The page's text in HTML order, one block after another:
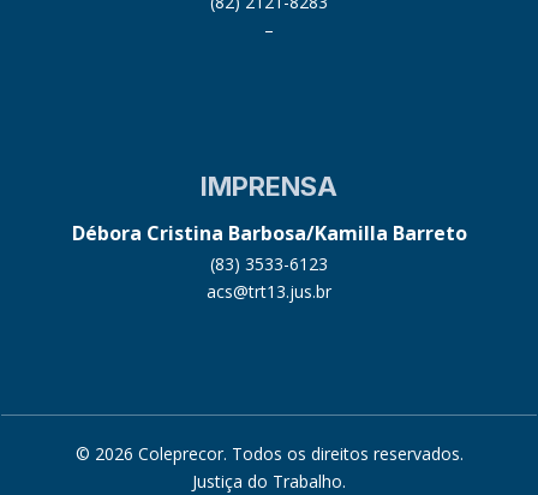
–
IMPRENSA
Débora Cristina Barbosa/Kamilla Barreto
(83) 3533-6123
acs@trt13.jus.br
© 2026 Coleprecor. Todos os direitos reservados.
Justiça do Trabalho.